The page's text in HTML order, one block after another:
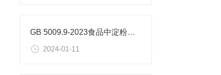
GB 5009.9-2023食品中淀粉的测定
2024-01-11